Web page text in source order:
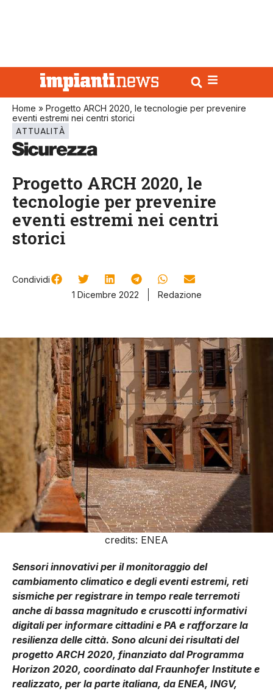
Home » Progetto ARCH 2020, le tecnologie per prevenire
eventi estremi nei centri storici
ATTUALITÀ
Progetto ARCH 2020, le
tecnologie per prevenire
eventi estremi nei centri
storici
Condividi
1 Dicembre 2022
Redazione
credits: ENEA
Sensori innovativi per il monitoraggio del
cambiamento climatico e degli eventi estremi, reti
sismiche per registrare in tempo reale terremoti
anche di bassa magnitudo e cruscotti informativi
digitali per informare cittadini e PA e rafforzare la
resilienza delle città. Sono alcuni dei risultati del
progetto ARCH 2020, finanziato dal Programma
Horizon 2020, coordinato dal Fraunhofer Institute e
realizzato, per la parte italiana, da ENEA, INGV,